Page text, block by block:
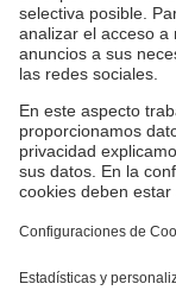
Solicita
Sostenibilidad